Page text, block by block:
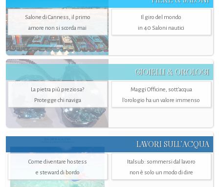
Salone di Canness, il primo
amore non si scorda mai
Il giro del mondo
in 40 Saloni nautici
GIOIELLI & OROLOGI
La pietra più preziosa?
Protegge chi naviga
Maggi Officine, sott’acqua
l'orologio ha un valore immenso
LAVORI SULL’ACQUA
Come diventare hostess
e steward di bordo
Italsub: sommersi dal lavoro
non è solo un modo di dire